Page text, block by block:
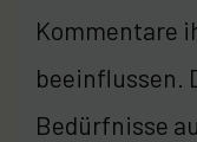
Kommentare
beeinflussen.
Bedürfnisse